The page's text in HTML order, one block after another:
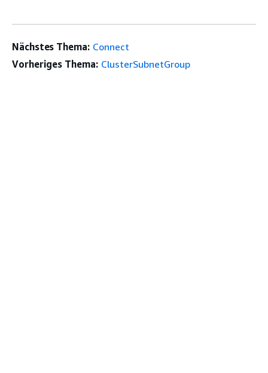
Nächstes Thema: Connect
Vorheriges Thema: ClusterSubnetGroup